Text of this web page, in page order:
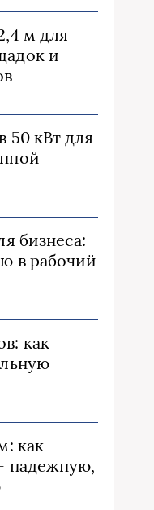
м для
и
50 кВт для
бизнеса:
в рабочий
как
как
надежную,